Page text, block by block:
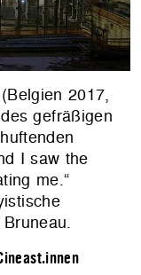
(Belgien 2017,
gefräßigen
I saw the
me.“